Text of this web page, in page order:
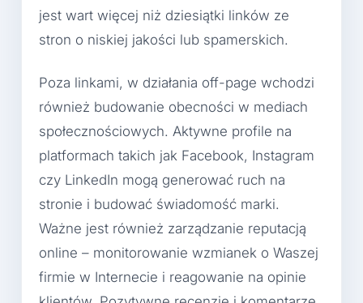
jest wart więcej niż dziesiątki linków ze
stron o niskiej jakości lub spamerskich.
Poza linkami, w działania off-page wchodzi
również budowanie obecności w mediach
społecznościowych. Aktywne profile na
platformach takich jak Facebook, Instagram
czy LinkedIn mogą generować ruch na
stronie i budować świadomość marki.
Ważne jest również zarządzanie reputacją
online – monitorowanie wzmianek o Waszej
firmie w Internecie i reagowanie na opinie